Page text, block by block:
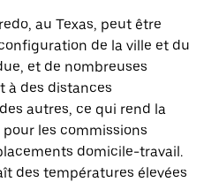
au Texas, peut être
de la ville et du
et de nombreuses
à des distances
autres, ce qui rend la
les commissions
domicile-travail.
des températures élevées